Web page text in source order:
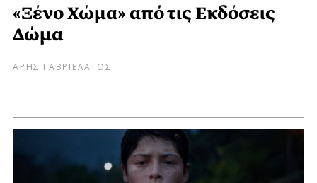
«Ξένο Χώμα» από τις Εκδόσεις
Δώμα
ΑΡΗΣ ΓΑΒΡΙΕΛΑΤΟΣ